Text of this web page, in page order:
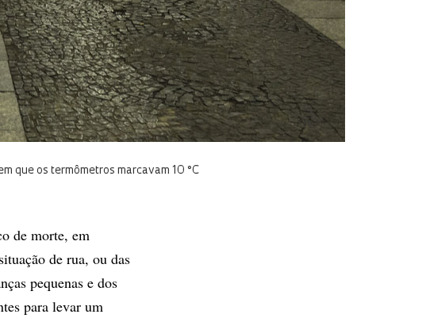
que os termômetros marcavam 10 °C
de morte, em
de rua, ou das
pequenas e dos
para levar um